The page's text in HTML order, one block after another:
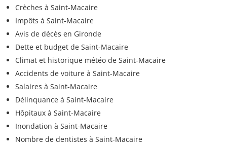
Crèches à Saint-Macaire
Impôts à Saint-Macaire
Avis de décès en Gironde
Dette et budget de Saint-Macaire
Climat et historique météo de Saint-Macaire
Accidents de voiture à Saint-Macaire
Salaires à Saint-Macaire
Délinquance à Saint-Macaire
Hôpitaux à Saint-Macaire
Inondation à Saint-Macaire
Nombre de dentistes à Saint-Macaire